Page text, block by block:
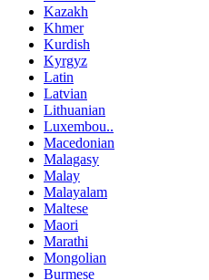
Kazakh
Khmer
Kurdish
Kyrgyz
Latin
Latvian
Lithuanian
Luxembou..
Macedonian
Malagasy
Malay
Malayalam
Maltese
Maori
Marathi
Mongolian
Burmese